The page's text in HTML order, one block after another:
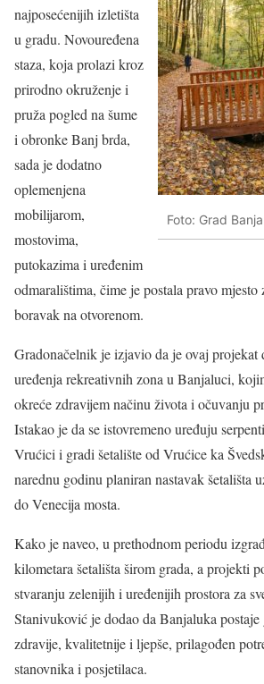
Foto: Grad
najposećenijih izletišta
u gradu. Novouređena
staza, koja prolazi kroz
prirodno okruženje i
pruža pogled na šume
i obronke Banj brda,
sada je dodatno
oplemenjena
mobilijarom,
mostovima,
putokazima i uređenim
odmaralištima, čime je postala pravo mjesto
boravak na otvorenom.
Gradonačelnik je izjavio da je ovaj projekat
uređenja rekreativnih zona u Banjaluci,
okreće zdravijem načinu života i očuvanju
Istakao je da se istovremeno uređuju
Vrućici i gradi šetalište od Vrućice ka
narednu godinu planiran nastavak šetališta
do Venecija mosta.
Kako je naveo, u prethodnom periodu
kilometara šetališta širom grada, a projekti
stvaranju zelenijih i uređenijih prostora za
Stanivuković je dodao da Banjaluka
zdravije, kvalitetnije i ljepše, prilagođen
stanovnika i posjetilaca.